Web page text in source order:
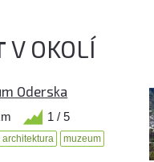
V OKOLÍ
Oderska
1 / 5
architektura muzeum